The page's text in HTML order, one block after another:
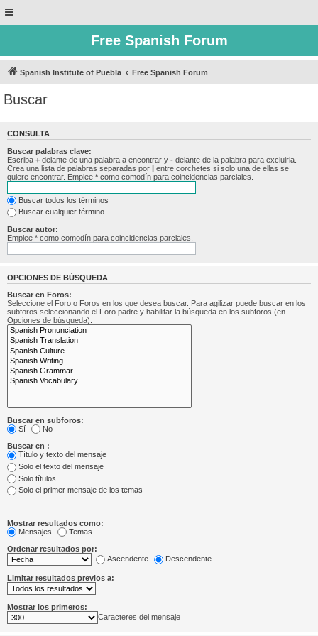
Free Spanish Forum
Spanish Institute of Puebla Free Spanish Forum
Buscar
CONSULTA
Buscar palabras clave:
Escriba + delante de una palabra a encontrar y - delante de la palabra para excluirla.
Crea una lista de palabras separadas por | entre corchetes si solo una de ellas se
quiere encontrar. Emplee * como comodín para coincidencias parciales.
Buscar todos los términos
Buscar cualquier término
Buscar autor:
Emplee * como comodín para coincidencias parciales.
OPCIONES DE BÚSQUEDA
Buscar en Foros:
Seleccione el Foro o Foros en los que desea buscar. Para agilizar puede buscar en los
subforos seleccionando el Foro padre y habilitar la búsqueda en los subforos (en
Opciones de búsqueda).
Buscar en subforos:
Sí
No
Buscar en :
Título y texto del mensaje
Solo el texto del mensaje
Solo títulos
Solo el primer mensaje de los temas
Mostrar resultados como:
Mensajes
Temas
Ordenar resultados por:
Ascendente
Descendente
Limitar resultados previos a:
Mostrar los primeros:
Caracteres del mensaje